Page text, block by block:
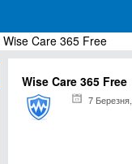
для Windows
Wise Care 365 Free
Wise Care 365 Free
7